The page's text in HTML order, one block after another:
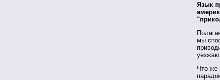
Язык
мы
Что же